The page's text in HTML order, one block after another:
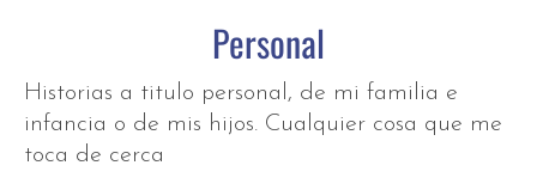
Personal
Historias a titulo personal, de mi familia e
infancia o de mis hijos. Cualquier cosa que me
toca de cerca